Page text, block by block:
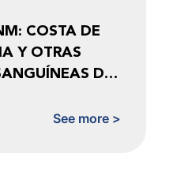
COSTA DE
Y OTRAS
DE
See more >